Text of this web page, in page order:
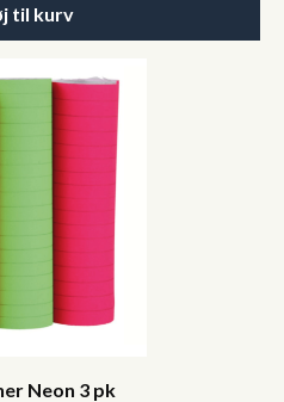
til kurv
Neon 3 pk